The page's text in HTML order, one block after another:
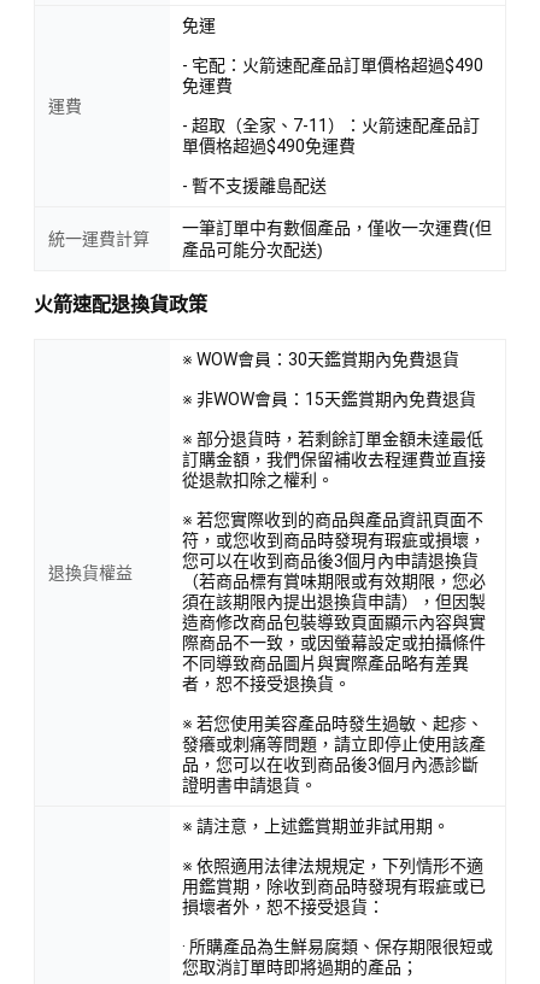
運費
免運
- 宅配：火箭速配產品訂單價格超過$490
免運費
- 超取（全家、7-11）：火箭速配產品訂
單價格超過$490免運費
- 暫不支援離島配送
統一運費計算
一筆訂單中有數個產品，僅收一次運費(但
產品可能分次配送)
火箭速配退換貨政策
退換貨權益
※ WOW會員：30天鑑賞期內免費退貨
※ 非WOW會員：15天鑑賞期內免費退貨
※ 部分退貨時，若剩餘訂單金額未達最低
訂購金額，我們保留補收去程運費並直接
從退款扣除之權利。
※ 若您實際收到的商品與產品資訊頁面不
符，或您收到商品時發現有瑕疵或損壞，
您可以在收到商品後3個月內申請退換貨
（若商品標有賞味期限或有效期限，您必
須在該期限內提出退換貨申請），但因製
造商修改商品包裝導致頁面顯示內容與實
際商品不一致，或因螢幕設定或拍攝條件
不同導致商品圖片與實際產品略有差異
者，恕不接受退換貨。
※ 若您使用美容產品時發生過敏、起疹、
發癢或刺痛等問題，請立即停止使用該產
品，您可以在收到商品後3個月內憑診斷
證明書申請退貨。
※ 請注意，上述鑑賞期並非試用期。
※ 依照適用法律法規規定，下列情形不適
用鑑賞期，除收到商品時發現有瑕疵或已
損壞者外，恕不接受退貨：
· 所購產品為生鮮易腐類、保存期限很短或
您取消訂單時即將過期的產品；